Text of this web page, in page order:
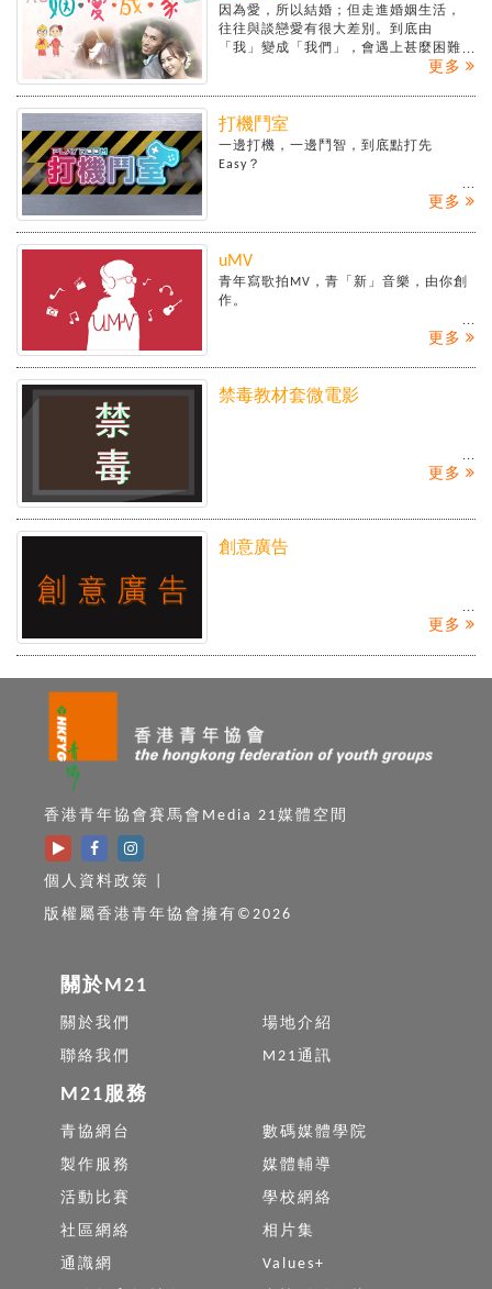
因為愛，所以結婚；但走進婚姻生活，
往往與談戀愛有很大差別。到底由
「我」變成「我們」，會遇上甚麼困難
和考驗？三對準新郎新娘，各有各的煩
更多
打機鬥室
一邊打機，一邊鬥智，到底點打先
Easy？
更多
uMV
青年寫歌拍MV，青「新」音樂，由你創
作。
更多
禁毒教材套微電影
更多
創意廣告
更多
香港青年協會賽馬會Media 21媒體空間
個人資料政策
版權屬香港青年協會擁有©2026
關於M21
關於我們
場地介紹
聯絡我們
M21通訊
M21服務
青協網台
數碼媒體學院
製作服務
媒體輔導
活動比賽
學校網絡
社區網絡
相片集
通識網
Values+